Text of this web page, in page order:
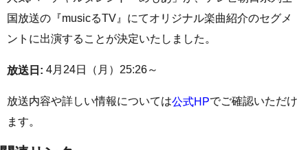
国放送の『musicるTV』にてオリジナル楽曲紹介のセグメ
ントに出演することが決定いたしました。
放送日: 4月24日（月）25:26～
放送内容や詳しい情報については公式HPでご確認いただけ
ます。